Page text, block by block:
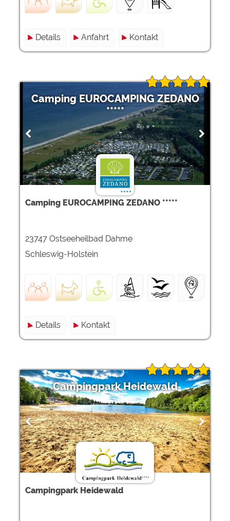
Details Anfahrt Kontakt
Camping EUROCAMPING ZEDANO
*****
Camping EUROCAMPING ZEDANO *****
23747 Ostseeheilbad Dahme
Schleswig-Holstein
Details Kontakt
Campingpark Heidewald
Campingpark Heidewald